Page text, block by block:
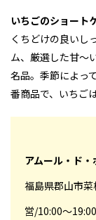
いちごのショート
くちどけの良いし
ム、厳選した甘～
名品。季節によっ
番商品で、いちご
アムール・ド・
福島県郡山市
営/10:00～19:00